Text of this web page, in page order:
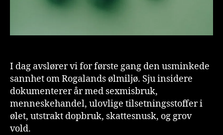
I dag avslører vi for første gang den usminkede
sannhet om Rogalands ølmiljø. Sju insidere
dokumenterer år med sexmisbruk,
menneskehandel, ulovlige tilsetningsstoffer i
ølet, utstrakt dopbruk, skattesnusk, og grov
vold.